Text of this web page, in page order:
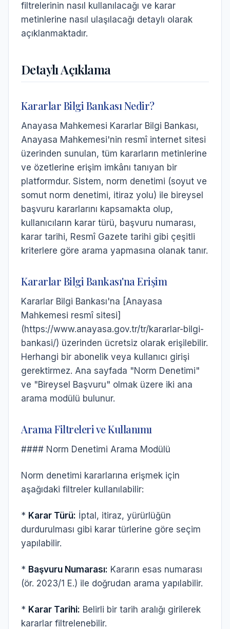
filtrelerinin nasıl kullanılacağı ve karar
metinlerine nasıl ulaşılacağı detaylı olarak
açıklanmaktadır.
Detaylı Açıklama
Kararlar Bilgi Bankası Nedir?
Anayasa Mahkemesi Kararlar Bilgi Bankası,
Anayasa Mahkemesi'nin resmî internet sitesi
üzerinden sunulan, tüm kararların metinlerine
ve özetlerine erişim imkânı tanıyan bir
platformdur. Sistem, norm denetimi (soyut ve
somut norm denetimi, itiraz yolu) ile bireysel
başvuru kararlarını kapsamakta olup,
kullanıcıların karar türü, başvuru numarası,
karar tarihi, Resmî Gazete tarihi gibi çeşitli
kriterlere göre arama yapmasına olanak tanır.
Kararlar Bilgi Bankası'na Erişim
Kararlar Bilgi Bankası'na [Anayasa
Mahkemesi resmî sitesi]
(https://www.anayasa.gov.tr/tr/kararlar-bilgi-
bankasi/) üzerinden ücretsiz olarak erişilebilir.
Herhangi bir abonelik veya kullanıcı girişi
gerektirmez. Ana sayfada "Norm Denetimi"
ve "Bireysel Başvuru" olmak üzere iki ana
arama modülü bulunur.
Arama Filtreleri ve Kullanımı
#### Norm Denetimi Arama Modülü
Norm denetimi kararlarına erişmek için
aşağıdaki filtreler kullanılabilir:
* Karar Türü: İptal, itiraz, yürürlüğün
durdurulması gibi karar türlerine göre seçim
yapılabilir.
* Başvuru Numarası: Kararın esas numarası
(ör. 2023/1 E.) ile doğrudan arama yapılabilir.
* Karar Tarihi: Belirli bir tarih aralığı girilerek
kararlar filtrelenebilir.